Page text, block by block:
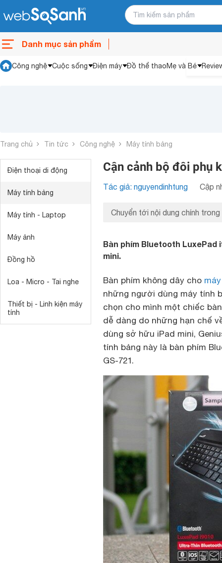
Danh mục sản phẩm
Công nghệ Cuộc sống Điện máy Đồ thể thaoMẹ và Bé
Trang chủ Tin tức Công nghệ Máy tính bảng
Điện thoại di động
Máy tính bảng
Máy tính - Laptop
Máy ảnh
Đồng hồ
Loa - Micro - Tai nghe
Thiết bị - Linh kiện máy
tính
Cận cảnh bộ đôi phụ
Tác giả: nguyendinhtung Cập
Chuyển tới nội dung chính trong
Bàn phím Bluetooth LuxePad
mini.
Bàn phím không dây cho
những người dùng máy tính
chọn cho mình một chiếc
dễ dàng do những hạn chế
dùng sở hữu iPad mini,
tính bảng này là bàn phím
GS-721.